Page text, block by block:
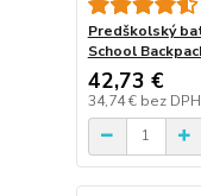
Predškolský
School
42,73 €
34,74 € bez DPH